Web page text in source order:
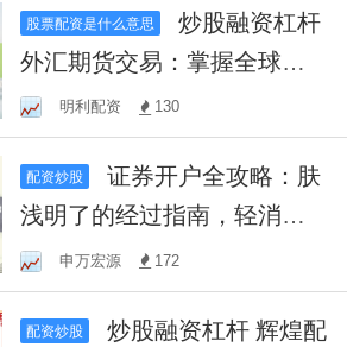
股票配资是什么意思
炒股融资杠杆
外汇期货交易：掌握全球市
场动态，高效决策，实现资
产增值
明利配资 130
配资炒股
证券开户全攻略：肤
浅明了的经过指南，轻消弱
启投资之路！
申万宏源 172
配资炒股
炒股融资杠杆 辉煌配